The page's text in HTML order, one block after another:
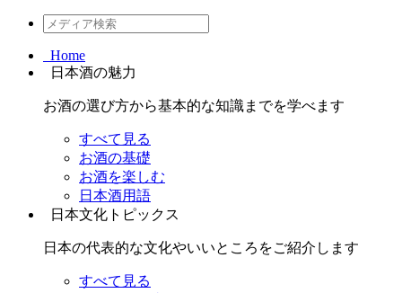
Home
日本酒の魅力
お酒の選び方から基本的な知識までを学べます
すべて見る
お酒の基礎
お酒を楽しむ
日本酒用語
日本文化トピックス
日本の代表的な文化やいいところをご紹介します
すべて見る